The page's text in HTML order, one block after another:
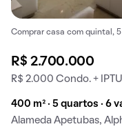
Comprar casa com quintal,
R$ 2.700.000
R$ 2.000 Condo. + IPTU
400 m² · 5 quartos · 6
Alameda Apetubas,